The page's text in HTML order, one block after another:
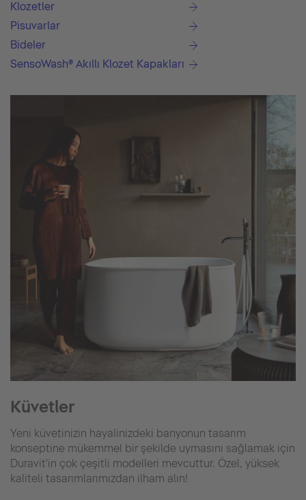
Klozetler
Pisuvarlar
Bideler
SensoWash® Akıllı Klozet Kapakları
Küvetler
Yeni küvetinizin hayalinizdeki banyonun tasarım
konseptine mükemmel bir şekilde uymasını sağlamak için
Duravit'in çok çeşitli modelleri mevcuttur. Özel, yüksek
kaliteli tasarımlarımızdan ilham alın!